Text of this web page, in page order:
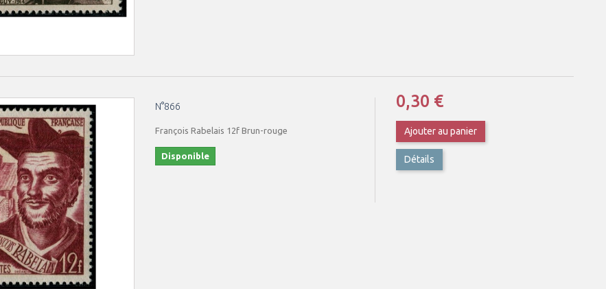
N°866
François Rabelais 12f Brun-rouge
Disponible
0,30 €
Ajouter au panier
Détails